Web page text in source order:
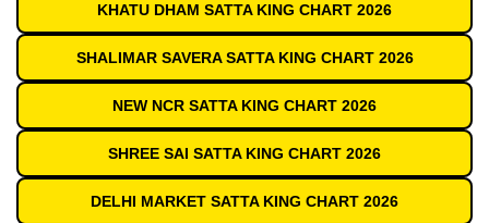
KHATU DHAM SATTA KING CHART 2026
SHALIMAR SAVERA SATTA KING CHART 2026
NEW NCR SATTA KING CHART 2026
SHREE SAI SATTA KING CHART 2026
DELHI MARKET SATTA KING CHART 2026